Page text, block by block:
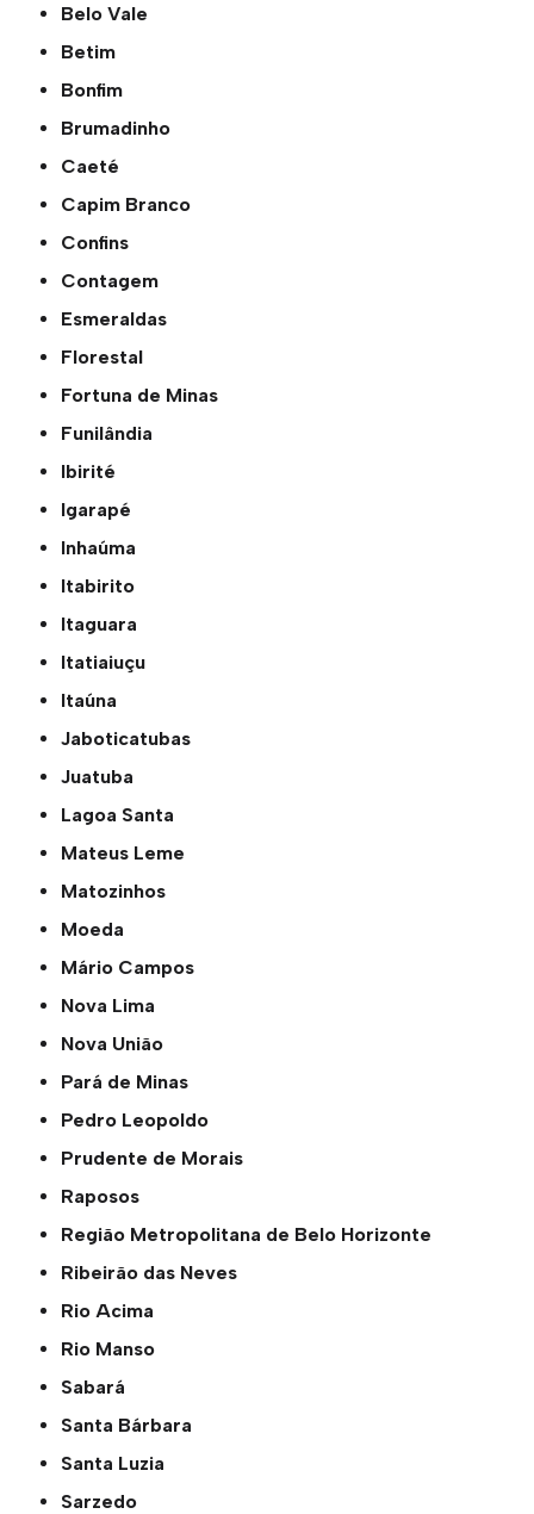
Belo Vale
Betim
Bonfim
Brumadinho
Caeté
Capim Branco
Confins
Contagem
Esmeraldas
Florestal
Fortuna de Minas
Funilândia
Ibirité
Igarapé
Inhaúma
Itabirito
Itaguara
Itatiaiuçu
Itaúna
Jaboticatubas
Juatuba
Lagoa Santa
Mateus Leme
Matozinhos
Moeda
Mário Campos
Nova Lima
Nova União
Pará de Minas
Pedro Leopoldo
Prudente de Morais
Raposos
Região Metropolitana de Belo Horizonte
Ribeirão das Neves
Rio Acima
Rio Manso
Sabará
Santa Bárbara
Santa Luzia
Sarzedo